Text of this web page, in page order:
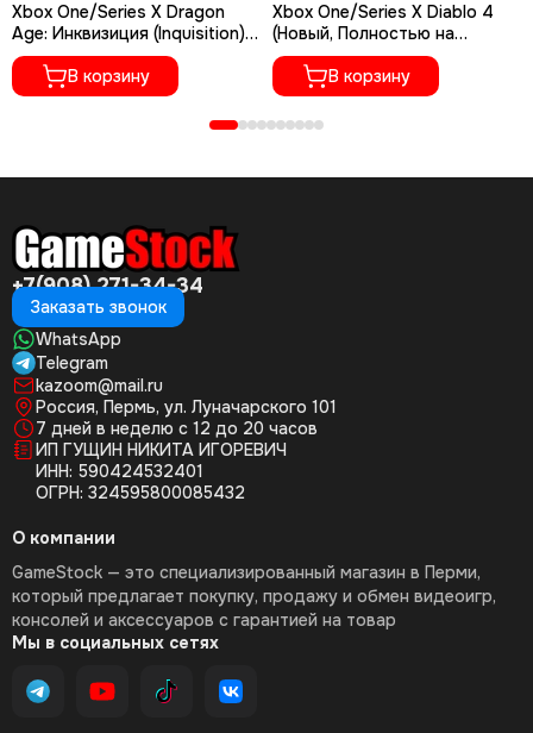
Xbox One/Series X Dragon
Age: Инквизиция (Inquisition)
(Б/У, Русские субтитры)
В корзину
Xbox One/Series X Diablo 4
(Новый, Полностью на
русском языке)
В корзину
+7(908) 271-34-34
Заказать звонок
WhatsApp
Telegram
kazoom@mail.ru
Россия, Пермь, ул. Луначарского 101
7 дней в неделю с 12 до 20 часов
ИП ГУЩИН НИКИТА ИГОРЕВИЧ
ИНН: 590424532401
ОГРН: 324595800085432
О компании
GameStock — это специализированный магазин в Перми,
который предлагает покупку, продажу и обмен видеоигр,
консолей и аксессуаров с гарантией на товар
Мы в социальных сетях